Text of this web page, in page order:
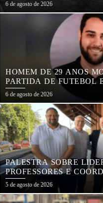
6 de agosto de 2026
HOMEM DE 29 ANOS
PARTIDA DE FUTEBOL
6 de agosto de 2026
PALESTRA SOBRE
PROFESSORES E
REDE MUNICIPAL
5 de agosto de 2026